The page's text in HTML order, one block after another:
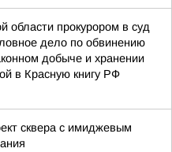
области прокурором в суд
дело по обвинению
добыче и хранении
в Красную книгу РФ
сквера с имиджевым